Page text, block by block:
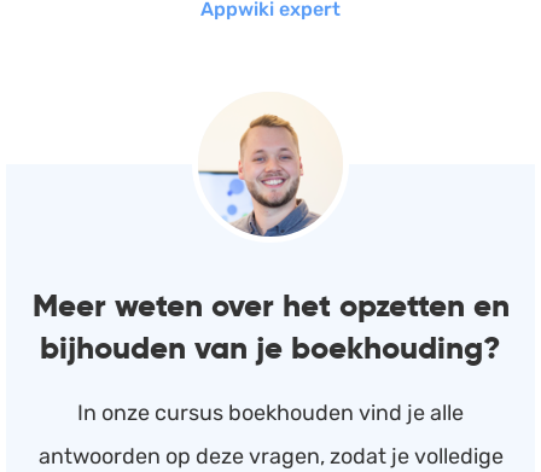
Appwiki expert
Meer weten over het opzetten en
bijhouden van je boekhouding?
In onze cursus boekhouden vind je alle
antwoorden op deze vragen, zodat je volledige